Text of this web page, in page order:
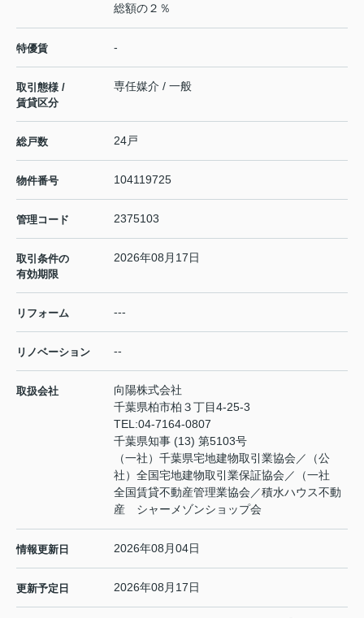
総額の２％
特優賃 -
取引態様 /
賃貸区分
専任媒介 / 一般
総戸数 24戸
物件番号 104119725
管理コード 2375103
取引条件の
有効期限
2026年08月17日
リフォーム ---
リノベーション --
取扱会社
向陽株式会社
千葉県柏市柏３丁目4-25-3
TEL:04-7164-0807
千葉県知事 (13) 第5103号
（一社）千葉県宅地建物取引業協会／（公
社）全国宅地建物取引業保証協会／（一社
全国賃貸不動産管理業協会／積水ハウス不動
産 シャーメゾンショップ会
情報更新日 2026年08月04日
更新予定日 2026年08月17日